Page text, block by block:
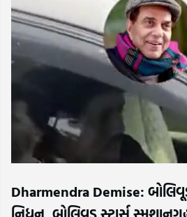
Dharmendra Demise: